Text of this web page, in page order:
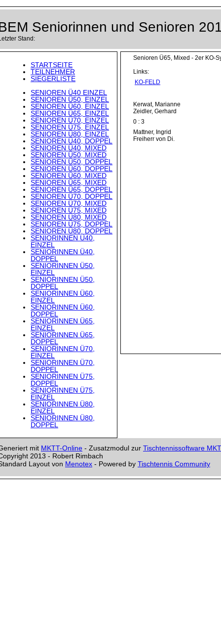
Seniorinnen und Senioren
Stand:
STARTSEITE
TEILNEHMER
SIEGERLISTE
SENIOREN Ü40 EINZEL
SENIOREN Ü50, EINZEL
SENIOREN Ü60, EINZEL
SENIOREN Ü65, EINZEL
SENIOREN Ü70, EINZEL
SENIOREN Ü75, EINZEL
SENIOREN Ü80, EINZEL
SENIOREN Ü40, DOPPEL
SENIOREN Ü40, MIXED
SENIOREN Ü50, MIXED
SENIOREN Ü50, DOPPEL
SENIOREN Ü60, DOPPEL
SENIOREN Ü60, MIXED
SENIOREN Ü65, MIXED
SENIOREN Ü65, DOPPEL
SENIOREN Ü70, DOPPEL
SENIOREN Ü70, MIXED
SENIOREN Ü75, MIXED
SENIOREN Ü80, MIXED
SENIOREN Ü75, DOPPEL
SENIOREN Ü80, DOPPEL
SENIORINNEN Ü40,
EINZEL
SENIORINNEN Ü40,
DOPPEL
SENIORINNEN Ü50,
EINZEL
SENIORINNEN Ü50,
DOPPEL
SENIORINNEN Ü60,
EINZEL
SENIORINNEN Ü60,
DOPPEL
SENIORINNEN Ü65,
EINZEL
SENIORINNEN Ü65,
DOPPEL
SENIORINNEN Ü70,
EINZEL
SENIORINNEN Ü70,
DOPPEL
SENIORINNEN Ü75,
DOPPEL
SENIORINNEN Ü75,
EINZEL
SENIORINNEN Ü80,
EINZEL
SENIORINNEN Ü80,
DOPPEL
Senioren Ü65, Mixed - 2er KO-
Links:
KO-FELD
Kerwat, Marianne
Zeidler, Gerhard
0 : 3
Mattner, Ingrid
Freiherr von Di.
mit MKTT-Online - Zusatzmodul zur Tischtennissoftware
2013 - Robert Rimbach
Layout von Menotex - Powered by Tischtennis Community